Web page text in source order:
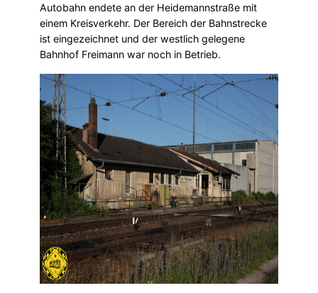
Autobahn endete an der Heidemannstraße mit
einem Kreisverkehr. Der Bereich der Bahnstrecke
ist eingezeichnet und der westlich gelegene
Bahnhof Freimann war noch in Betrieb.